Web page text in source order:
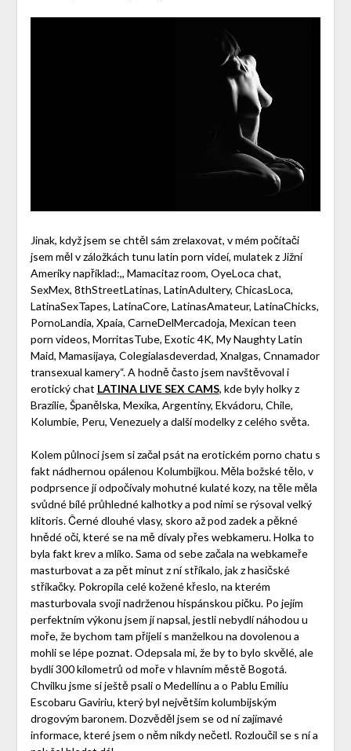
Jinak, když jsem se chtěl sám zrelaxovat, v mém počítači
jsem měl v záložkách tunu latin porn videí, mulatek z Jižní
Ameriky například:,, Mamacitaz room, OyeLoca chat,
SexMex, 8thStreetLatinas, LatinAdultery, ChicasLoca,
LatinaSexTapes, LatinaCore, LatinasAmateur, LatinaChicks,
PornoLandia, Xpaia, CarneDelMercadoja, Mexican teen
porn videos, MorritasTube, Exotic 4K, My Naughty Latin
Maid, Mamasijaya, Colegialasdeverdad, Xnalgas, Cnnamador
transexual kamery“. A hodně často jsem navštěvoval i
erotický chat LATINA LIVE SEX CAMS, kde byly holky z
Brazílie, Španělska, Mexika, Argentiny, Ekvádoru, Chile,
Kolumbie, Peru, Venezuely a další modelky z celého světa.
Kolem půlnoci jsem si začal psát na erotickém porno chatu s
fakt nádhernou opálenou Kolumbijkou. Měla božské tělo, v
podprsence jí odpočívaly mohutné kulaté kozy, na těle měla
svůdné bílé průhledné kalhotky a pod nimi se rýsoval velký
klitoris. Černé dlouhé vlasy, skoro až pod zadek a pěkné
hnědé oči, které se na mě dívaly přes webkameru. Holka to
byla fakt krev a mlíko. Sama od sebe začala na webkameře
masturbovat a za pět minut z ní stříkalo, jak z hasičské
stříkačky. Pokropila celé kožené křeslo, na kterém
masturbovala svoji nadrženou hispánskou pičku. Po jejím
perfektním výkonu jsem jí napsal, jestli nebydlí náhodou u
moře, že bychom tam přijeli s manželkou na dovolenou a
mohli se lépe poznat. Odepsala mi, že by to bylo skvělé, ale
bydlí 300 kilometrů od moře v hlavním městě Bogotá.
Chvilku jsme si ještě psali o Medellínu a o Pablu Emiliu
Escobaru Gaviriu, který byl největším kolumbijským
drogovým baronem. Dozvěděl jsem se od ní zajímavé
informace, které jsem o něm nikdy nečetl. Rozloučil se s ní a